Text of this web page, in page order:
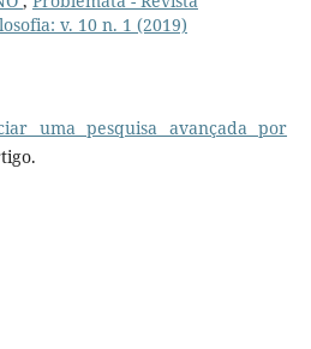
v. 10 n. 1 (2019)
uma pesquisa avançada por